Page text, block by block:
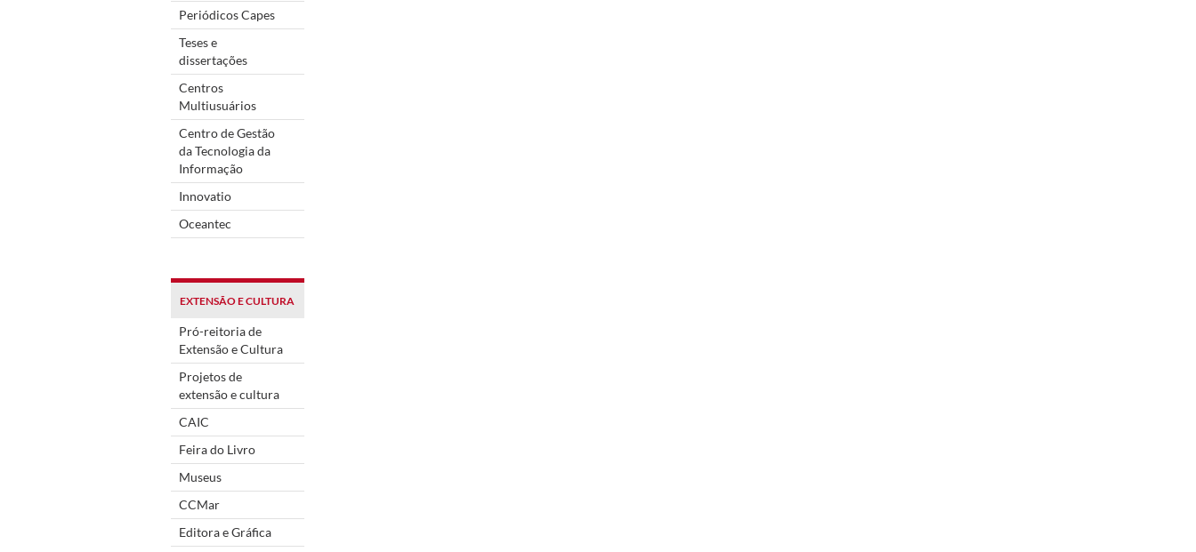
Periódicos Capes
Teses e
dissertações
Centros
Multiusuários
Centro de Gestão
da Tecnologia da
Informação
Innovatio
Oceantec
EXTENSÃO E CULTURA
Pró-reitoria de
Extensão e Cultura
Projetos de
extensão e cultura
CAIC
Feira do Livro
Museus
CCMar
Editora e Gráfica